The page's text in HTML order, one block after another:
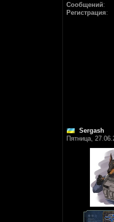
Сообщений:
Регистрация:
Sergash
Пятница,